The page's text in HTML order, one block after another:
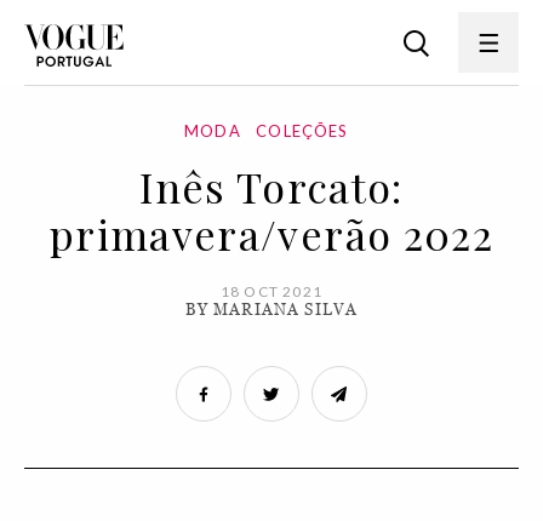
MODA COLEÇÕES
Inês Torcato:
primavera/verão 2022
18 OCT 2021
BY MARIANA SILVA